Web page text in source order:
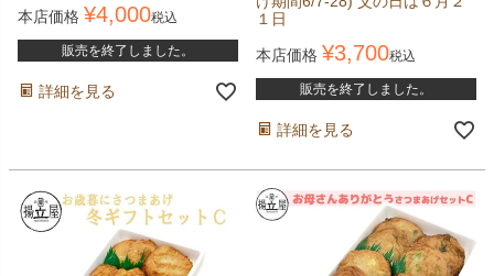
本店価格 ¥4,000税込
販売を終了しました。
詳細を見る
１日
本店価格 ¥3,700税込
販売を終了しました。
詳細を見る